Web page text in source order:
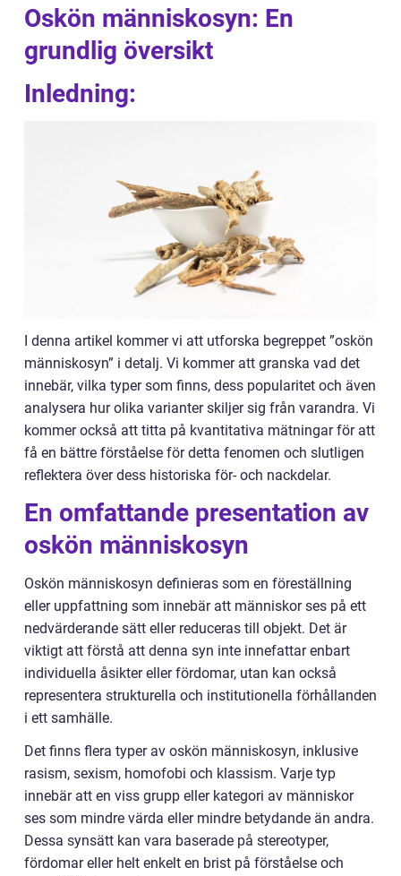
Oskön människosyn: En
grundlig översikt
Inledning:
I denna artikel kommer vi att utforska begreppet ”oskön
människosyn” i detalj. Vi kommer att granska vad det
innebär, vilka typer som finns, dess popularitet och även
analysera hur olika varianter skiljer sig från varandra. Vi
kommer också att titta på kvantitativa mätningar för att
få en bättre förståelse för detta fenomen och slutligen
reflektera över dess historiska för- och nackdelar.
En omfattande presentation av
oskön människosyn
Oskön människosyn definieras som en föreställning
eller uppfattning som innebär att människor ses på ett
nedvärderande sätt eller reduceras till objekt. Det är
viktigt att förstå att denna syn inte innefattar enbart
individuella åsikter eller fördomar, utan kan också
representera strukturella och institutionella förhållanden
i ett samhälle.
Det finns flera typer av oskön människosyn, inklusive
rasism, sexism, homofobi och klassism. Varje typ
innebär att en viss grupp eller kategori av människor
ses som mindre värda eller mindre betydande än andra.
Dessa synsätt kan vara baserade på stereotyper,
fördomar eller helt enkelt en brist på förståelse och